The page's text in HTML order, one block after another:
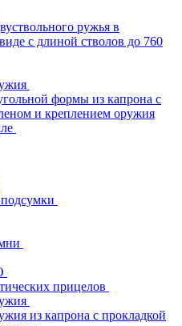
ружья в
с длиной стволов до 760
формы из капрона с
и креплением оружия
прицелов
из капрона с прокладкой